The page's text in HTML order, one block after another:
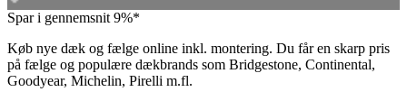
Spar i gennemsnit 9%*
Køb nye dæk og fælge online inkl. montering. Du får en skarp pris
på fælge og populære dækbrands som Bridgestone, Continental,
Goodyear, Michelin, Pirelli m.fl.